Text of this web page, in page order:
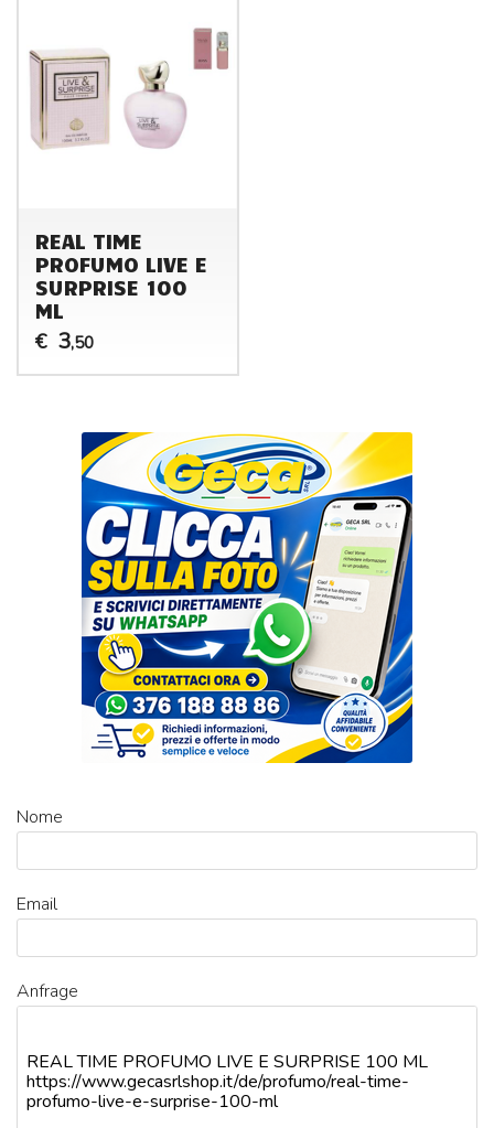
REAL TIME
PROFUMO LIVE E
SURPRISE 100
ML
€ 3,50
Nome
Email
Anfrage